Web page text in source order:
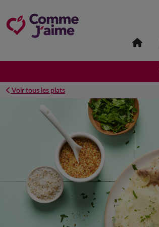
Voir tous les plats